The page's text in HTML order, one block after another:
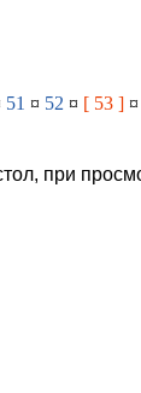
51 ¤ 52 ¤ [ 53 ]¤
при